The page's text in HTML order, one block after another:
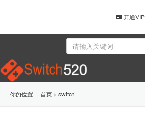
开通VIP
你的位置： 首页 > switch